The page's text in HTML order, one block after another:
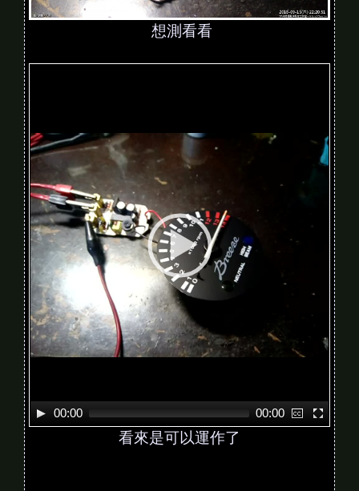
想測看看
e
o
a
y
e
r
00:00 00:00
看來是可以運作了